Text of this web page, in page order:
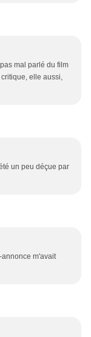
mal parlé du film
elle aussi,
un peu déçue par
m'avait